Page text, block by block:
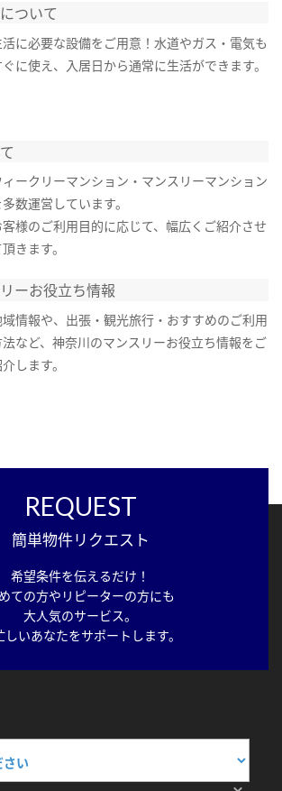
ついて
活に必要な設備をご用意！水道やガス・電気も
ぐに使え、入居日から通常に生活ができます。
ィークリーマンション・マンスリーマンション
数運営しています。
客様のご利用目的に応じて、幅広くご紹介させ
きます。
ーお役立ち情報
情報や、出張・観光旅行・おすすめのご利用
など、神奈川のマンスリーお役立ち情報をご
します。
REQUEST
簡単物件リクエスト
希望条件を伝えるだけ！
ての方やリピーターの方にも
大人気のサービス。
しいあなたをサポートします。